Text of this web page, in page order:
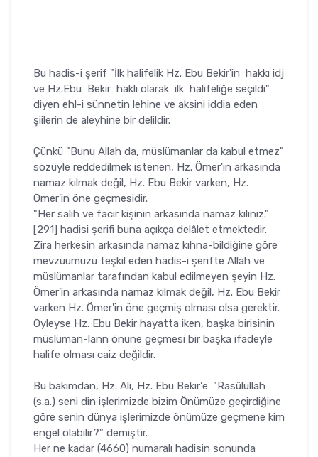
Bu hadis-i şerif "İlk halifelik Hz. Ebu Bekir'in hakkı idj
ve Hz.Ebu Bekir haklı olarak ilk halifeliğe seçildi"
diyen ehl-i sünnetin lehine ve aksini iddia eden
şiilerin de aleyhine bir delildir.
Çünkü "Bunu Allah da, müslümanlar da kabul etmez"
sözüyle redde­dilmek istenen, Hz. Ömer'in arkasında
namaz kılmak değil, Hz. Ebu Be­kir varken, Hz.
Ömer'in öne geçmesidir.
"Her salih ve facir kişinin arkasında namaz kılınız."
[291] hadisi şe­rifi buna açıkça delâlet etmektedir.
Zira herkesin arkasında namaz kıhna-bildiğine göre
mevzuumuzu teşkil eden hadis-i şerifte Allah ve
müslü­manlar tarafından kabul edilmeyen şeyin Hz.
Ömer'in arkasında namaz kılmak değil, Hz. Ebu Bekir
varken Hz. Ömer'in öne geçmiş olması olsa gerektir.
Öyleyse Hz. Ebu Bekir hayatta iken, başka birisinin
müslüman-lann önüne geçmesi bir başka ifadeyle
halife olması caiz değildir.
Bu bakımdan, Hz. Ali, Hz. Ebu Bekir'e: "Rasûlullah
(s.a.) seni din iş­lerimizde bizim Önümüze geçirdiğine
göre senin dünya işlerimizde önü­müze geçmene kim
engel olabilir?" demiştir.
Her ne kadar (4660) numaralı hadisin sonunda